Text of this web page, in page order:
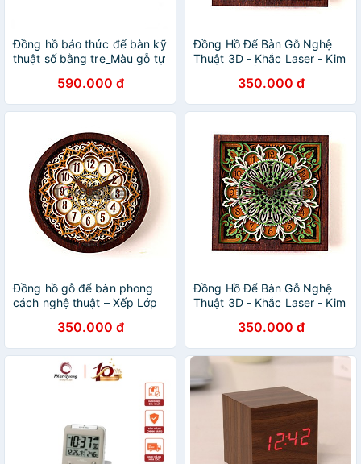
Đồng hồ báo thức để bàn kỹ
thuật số bằng tre_Màu gỗ tự
590.000 đ
Đồng Hồ Để Bàn Gỗ Nghệ
Thuật 3D - Khắc Laser - Kim
350.000 đ
Đồng hồ gỗ để bàn phong
cách nghệ thuật – Xếp Lớp
350.000 đ
Đồng Hồ Để Bàn Gỗ Nghệ
Thuật 3D - Khắc Laser - Kim
350.000 đ